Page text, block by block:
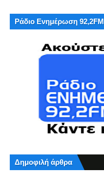
Ράδιο Ενημέρωση 92,2FM
Δημοφιλή άρθρα